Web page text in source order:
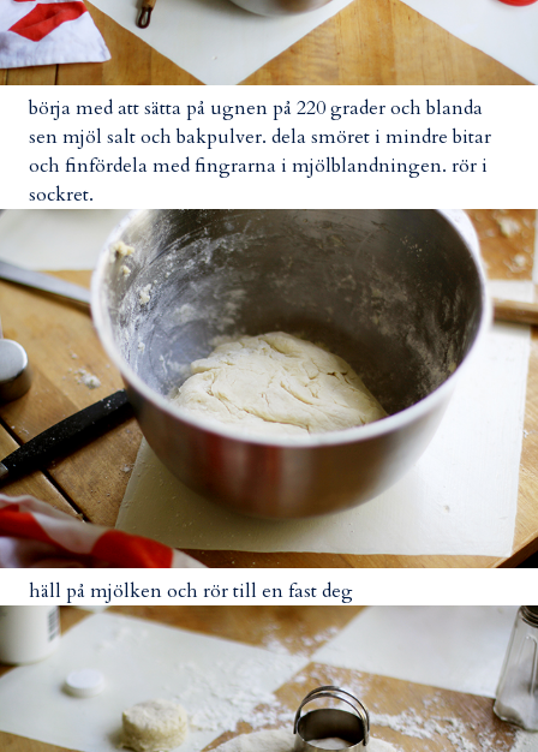
börja med att sätta på ugnen på 220 grader och blanda
sen mjöl salt och bakpulver. dela smöret i mindre bitar
och finfördela med fingrarna i mjölblandningen. rör i
sockret.
häll på mjölken och rör till en fast deg